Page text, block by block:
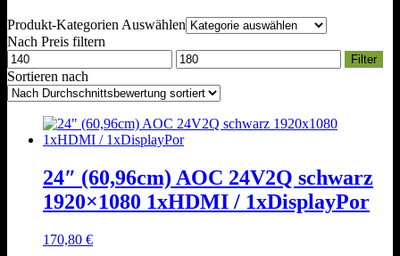
sortiert
Produkt-Kategorien Auswählen
Nach Preis filtern
Min.
Preis
Max.
Preis
Filter
Sortieren nach
24″ (60,96cm) AOC 24V2Q schwarz
1920×1080 1xHDMI / 1xDisplayPor
170,80 €